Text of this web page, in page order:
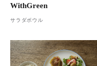
WithGreen
サラダボウル